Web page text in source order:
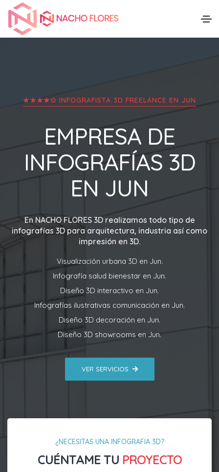
★★★★✩ INFOGRAFISTA 3D FREELANCE EN JUN
EMPRESA DE
INFOGRAFÍAS 3D
EN JUN
En NACHO FLORES 3Drealizamos todo tipo de
infografías 3D para arquitectura, industria así como
impresión en 3D.
Visualización urbana 3D en Jun.
Infografía salud bienestar en Jun.
Diseño 3D interactivo en Jun.
Infografías ilustrativas comunicación en Jun.
Diseño 3D decoración en Jun.
Diseño 3D showrooms en Jun.
VER SERVICIOS
¿NECESITAS UNA INFOGRAFIA 3D?
CUÉNTAME TU PROYECTO